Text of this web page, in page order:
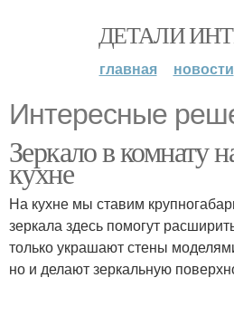
ДЕТАЛИ
главная новости
Интересные
Зеркало в комнату
кухне
На кухне мы ставим
зеркала здесь помогут
только украшают стены
но и делают зеркальную